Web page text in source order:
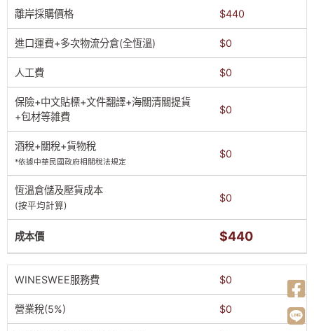
離岸採購價格 $440
進口運費+多次物流分倉(全恆溫) $0
人工費 $0
保險+中文貼標+文件翻譯+海關清關提貨
+包材等雑費
$0
酒稅+關稅+貨物稅
*依據中華民國政府相關稅法規定
$0
恆溫倉儲及壓貨成本
(按平均計算)
$0
成本價 $440
WINESWEE服務費 $0
營業稅(5%) $0